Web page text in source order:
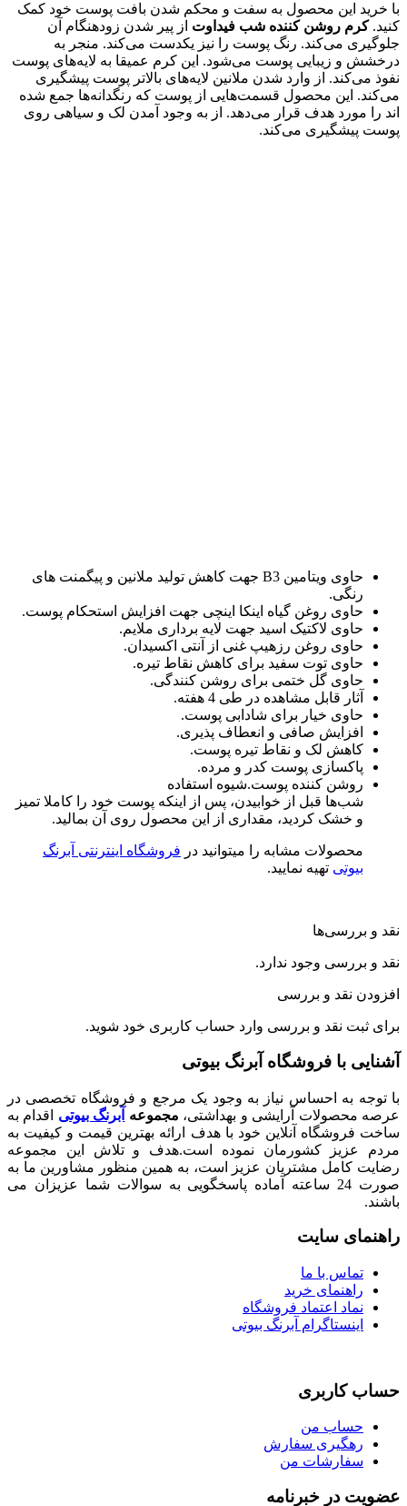
این محصول به سفت و محکم شدن بافت پوست خود کمک
روشن کننده شب فیداوتاز پیر شدن زودهنگام آن
می‌کند. رنگ پوست را نیز یکدست می‌کند. منجر به
زیبایی پوست می‌شود. این کرم عمیقا به لایه‌های پوست
از وارد شدن ملانین لایه‌های بالاتر پوست پیشگیری
محصول قسمت‌هایی از پوست که رنگدانه‌ها جمع شده
هدف قرار می‌دهد. از به وجود آمدن لک و سیاهی روی
می‌کند.
حاوی ویتامین B3 جهت کاهش تولید ملانین و پیگمنت های
روغن گیاه اینکا اینچی جهت افزایش استحکام پوست.
لاکتیک اسید جهت لایه برداری ملایم.
روغن رزهیپ غنی از آنتی اکسیدان.
توت سفید برای کاهش نقاط تیره.
گل ختمی برای روشن کنندگی.
قابل مشاهده در طی 4 هفته.
خیار برای شادابی پوست.
صافی و انعطاف پذیری.
لک و نقاط تیره پوست.
پوست کدر و مرده.
کننده پوست.شیوه استفاده
قبل از خوابیدن، پس از اینکه پوست خود را کاملا تمیز
کردید، مقداری از این محصول روی آن بمالید.
مشابه را میتوانید درفروشگاه اینترنتی آبرنگ
تهیه نمایید.
وجود ندارد.
و بررسی
نقد و بررسیوارد حساب کاربریخود شوید.
با فروشگاه آبرنگ بیوتی
به احساس نیاز به وجود یک مرجع و فروشگاه تخصصی در
آرایشی و بهداشتی،مجموعه آبرنگ بیوتی اقدام به
آنلاین خود با هدف ارائه بهترین قیمت و کیفیت به
کشورمان نموده است.هدف و تلاش این مجموعه
مشتریان عزیز است، به همین منظور مشاورین ما به
صورت 24 ساعته آماده پاسخگویی به سوالات شما عزیزان می
سایت
با ما
خرید
اعتماد فروشگاه
آبرنگ بیوتی
من
سفارش
من
خبرنامه